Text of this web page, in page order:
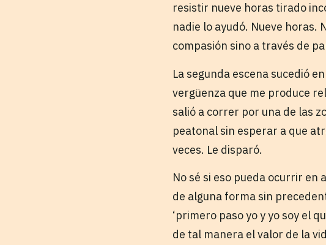
resistir nueve horas tirado
nadie lo ayudó. Nueve horas.
compasión sino a través de
La segunda escena sucedió
vergüenza que me produce
salió a correr por una de las
peatonal sin esperar a que
veces. Le disparó.
No sé si eso pueda ocurrir
de alguna forma sin
‘primero paso yo y yo soy el
de tal manera el valor de la